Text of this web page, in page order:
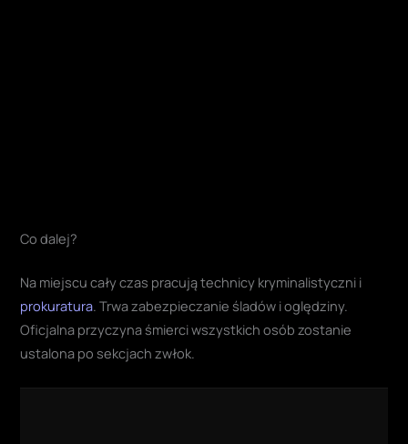
Co dalej?
Na miejscu cały czas pracują technicy kryminalistyczni i
prokuratura. Trwa zabezpieczanie śladów i oględziny.
Oficjalna przyczyna śmierci wszystkich osób zostanie
ustalona po sekcjach zwłok.